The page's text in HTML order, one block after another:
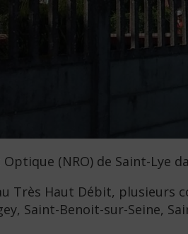
(NRO) de Saint-Lye
Très Haut Débit, plusieurs
Saint-Benoit-sur-Seine,